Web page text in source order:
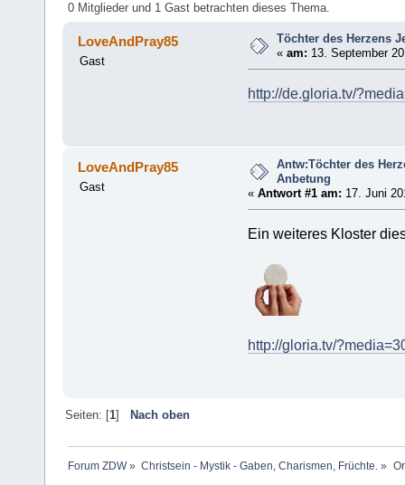
0 Mitglieder und 1 Gast betrachten dieses Thema.
LoveAndPray85
Gast
Töchter des Herzens
«am: 13. September
http://de.gloria.tv/
LoveAndPray85
Gast
Antw:Töchter des
Anbetung
« Antwort #1 am: 17. Juni
Ein weiteres Kloster
http://gloria.tv/
Seiten: [1] Nach oben
Forum ZDW» Christsein - Mystik - Gaben, Charismen, Früchte. »